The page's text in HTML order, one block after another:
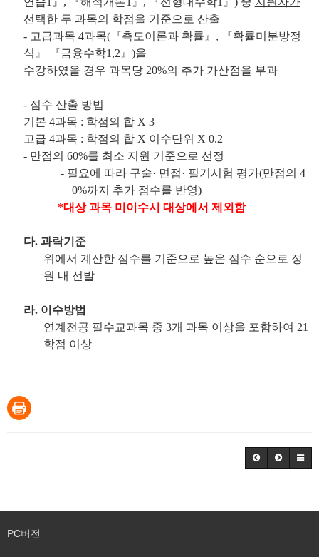
선택한 두 과목의 학점을 기준으로 산출
- 고급과목 4과목(『측도이론과 확률 』 , 『확률미분방정
식 』 『금융수학1,2 』 )을
수강하였을 경우 과목당 20%의 추가 가산점을 부과
- 점수 산출 방법
기본 4과목 : 학점의 합 X 3
고급 4과목 : 학점의 합 X 이수단위 X 0.2
- 만점의 60%를 최소 지원 기준으로 선정
- 필요에 따라 구술· 면접· 필기시험 평가(만점의 4
0%까지 추가 점수를 반영)
*대상 과목 미이수시 대상에서 제외함
다. 과락기준
위에서 계산한 점수를 기준으로 높은 점수 순으로 정
원 내 선발
라. 이수방법
연계전공 필수교과목 중 3개 과목 이상을 포함하여 21
학점 이상
PC버전